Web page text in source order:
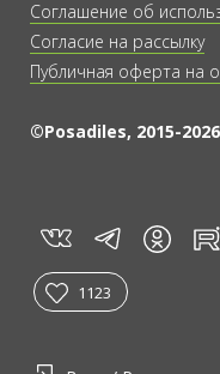
Соглашение об
Согласие на рассылку
Публичная оферта на
©Posadiles, 2015-2026
vk tg in rt
1123